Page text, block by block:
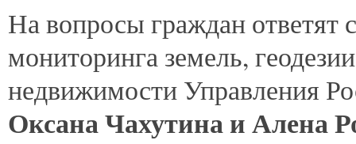
На вопросы граждан ответят
мониторинга земель,
недвижимости Управления
Оксана Чахутина и Алена